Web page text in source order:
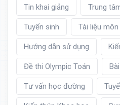
Tin khai giảng Trung
Tuyển sinh Tài liệu
Hướng dẫn sử dụng
Đề thi Olympic Toán
Tư vấn học đường